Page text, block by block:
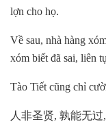
lợn cho họ.
Về sau, nhà hàng
xóm biết đã sai, liên
Tào Tiết cũng chỉ
人非圣贤, 孰能无过